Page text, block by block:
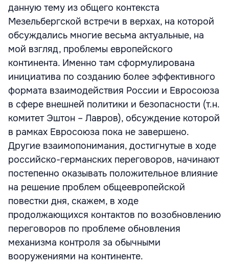
данную тему из общего контекста
Мезельбергской встречи в верхах, на которой
обсуждались многие весьма актуальные, на
мой взгляд, проблемы европейского
континента. Именно там сформулирована
инициатива по созданию более эффективного
формата взаимодействия России и Евросоюза
в сфере внешней политики и безопасности (т.н.
комитет Эштон – Лавров), обсуждение которой
в рамках Евросоюза пока не завершено.
Другие взаимопонимания, достигнутые в ходе
российско-германских переговоров, начинают
постепенно оказывать положительное влияние
на решение проблем общеевропейской
повестки дня, скажем, в ходе
продолжающихся контактов по возобновлению
переговоров по проблеме обновления
механизма контроля за обычными
вооружениями на континенте.